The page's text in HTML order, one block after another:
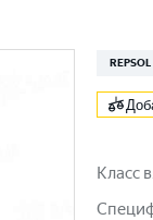
REPSOL
Класс